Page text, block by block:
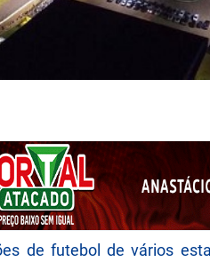
de futebol de vários